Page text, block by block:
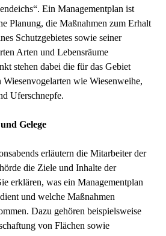
Ein Managementplan ist
Planung, die Maßnahmen zum Erhalt
Schutzgebietes sowie seiner
Arten und Lebensräume
stehen dabei die für das Gebiet
Wiesenvogelarten wie Wiesenweihe,
Uferschnepfe.
Gelege
erläutern die Mitarbeiter der
die Ziele und Inhalte der
erklären, was ein Managementplan
und welche Maßnahmen
Dazu gehören beispielsweise
von Flächen sowie